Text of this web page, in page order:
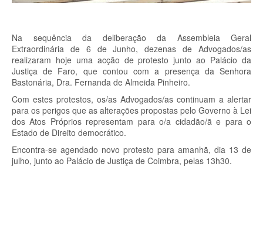
Na sequência da deliberação da Assembleia Geral
Extraordinária de 6 de Junho, dezenas de Advogados/as
realizaram hoje uma acção de protesto junto ao Palácio da
Justiça de Faro, que contou com a presença da Senhora
Bastonária, Dra. Fernanda de Almeida Pinheiro.
Com estes protestos, os/as Advogados/as continuam a alertar
para os perigos que as alterações propostas pelo Governo à Lei
dos Atos Próprios representam para o/a cidadão/ã e para o
Estado de Direito democrático.
Encontra-se agendado novo protesto para amanhã, dia 13 de
julho, junto ao Palácio de Justiça de Coimbra, pelas 13h30.